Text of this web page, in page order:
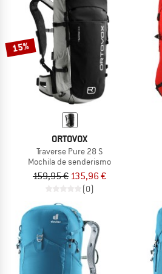
15%
ORTOVOX
Traverse Pure 28 S
Mochila de senderismo
159,95 € 135,96 €
(0)